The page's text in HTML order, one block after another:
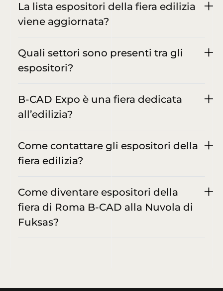
La lista espositori della fiera edilizia
viene aggiornata?
Quali settori sono presenti tra gli
espositori?
B-CAD Expo è una fiera dedicata
all’edilizia?
Come contattare gli espositori della
fiera edilizia?
Come diventare espositori della
fiera di Roma B-CAD alla Nuvola di
Fuksas?